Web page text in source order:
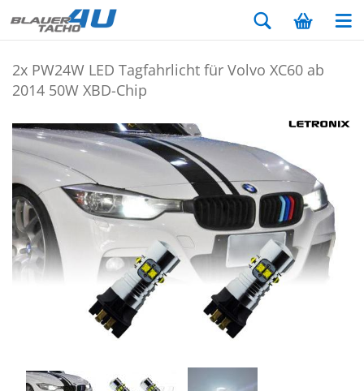
2x PW24W LED Tag­fahr­licht für Volvo XC60 ab
2014 50W XBD-​Chip